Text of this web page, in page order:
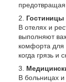
В отелях и
выполняют
комфорта для
когда грязь и
В больницах